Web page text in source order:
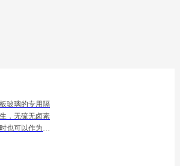
玻璃的专用隔
，无硫无卤素
也可以作为光
为原浆制作，